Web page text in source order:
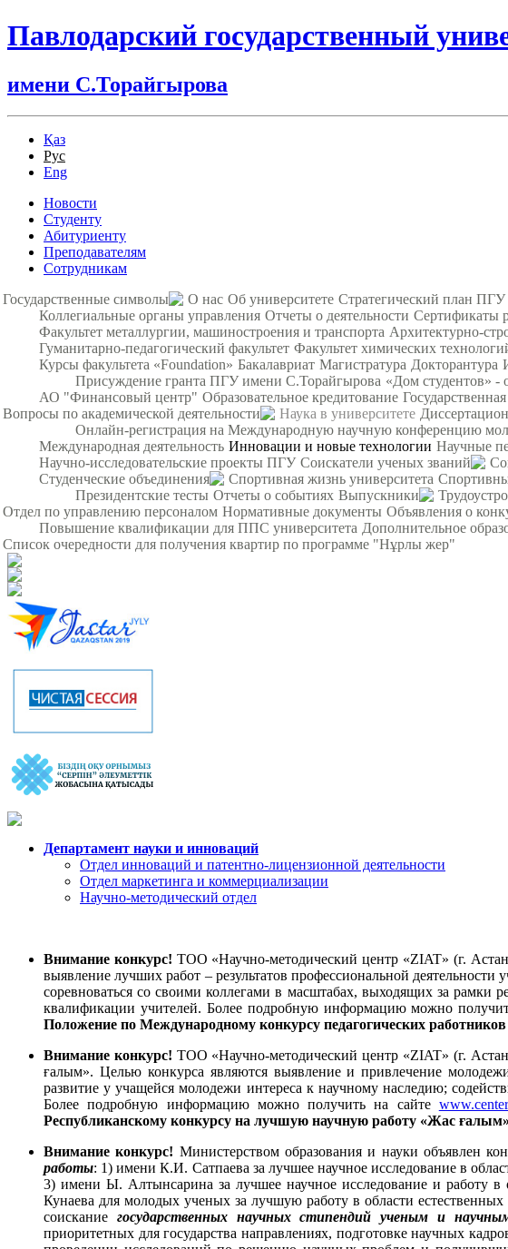
Павлодарский государственный
имени С.Торайгырова
Қаз
Рус
Eng
Новости
Студенту
Абитуриенту
Преподавателям
Сотрудникам
Государственные символы
О нас Об университете Стратегический план ПГУ
Коллегиальные органы управления Отчеты о деятельности Сертификаты
Факультет металлургии, машиностроения и транспорта Архитектурно-
Гуманитарно-педагогический факультет Факультет химических
Курсы факультета «Foundation» Бакалавриат Магистратура Докторантура
Присуждение гранта ПГУ имени С.Торайгырова «Дом студентов» -
АО "Финансовый центр" Образовательное кредитование
Вопросы по академической деятельности
Наука в университете
Онлайн-регистрация на Международную научную конференцию
Международная деятельность Инновации и новые технологии Научные
Научно-исследовательские проекты ПГУ Соискатели ученых званий
Студенческие объединения
Спортивная жизнь университета
Президентские тесты Отчеты о событиях Выпускники
Отдел по управлению персоналом Нормативные документы Объявления о
Повышение квалификации для ППС университета Дополнительное
Список очередности для получения квартир по программе "Нұрлы жер"
Департамент науки и инноваций
Отдел инноваций и патентно-лицензионной деятельности
Отдел маркетинга и коммерциализации
Научно-методический отдел
Внимание конкурс! ТОО «Научно-методический центр «ZIAT» (г.
выявление лучших работ – результатов профессиональной
соревноваться со своими коллегами в масштабах, выходящих за рамки
квалификации учителей. Более подробную информацию можно
Положение по Международному конкурсу педагогических работников
Внимание конкурс! ТОО «Научно-методический центр «ZIAT» (г.
ғалым». Целью конкурса являются выявление и привлечение
развитие у учащейся молодежи интереса к научному наследию;
Более подробную информацию можно получить на сайте
Республиканскому конкурсу на лучшую научную работу «Жас
Внимание конкурс! Министерством образования и науки объявлен
работы: 1) имени К.И. Сатпаева за лучшее научное исследование в
3) имени Ы. Алтынсарина за лучшее научное исследование и работу
Кунаева для молодых ученых за лучшую работу в области
соискание государственных научных стипендий ученым и
приоритетных для государства направлениях, подготовке научных